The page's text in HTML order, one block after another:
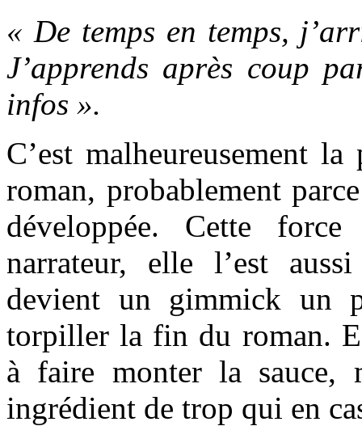
« De temps en temps,
J’apprends après coup
infos ».
C’est malheureusement
roman, probablement
développée. Cette
narrateur, elle l’est
devient un gimmick un
torpiller la fin du roman.
à faire monter la sauce,
ingrédient de trop qui en